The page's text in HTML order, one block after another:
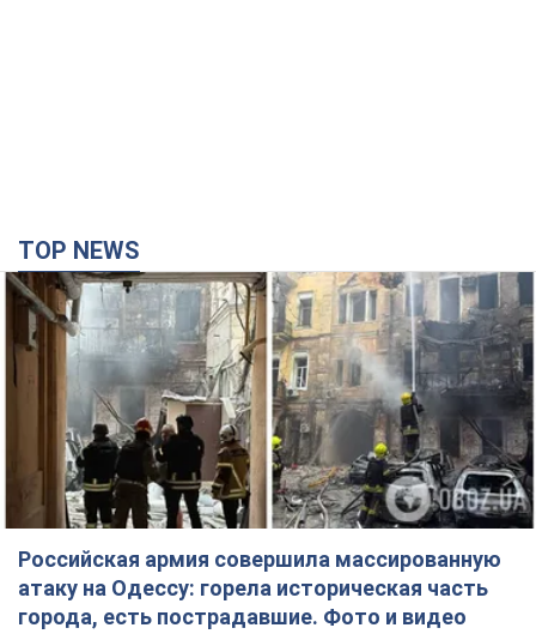
Российская армия совершила массированную
атаку на Одессу: горела историческая часть
города, есть пострадавшие. Фото и видео
Для террора враг применил ракеты и дроны
годину тому 25,9 т.
Депутаты взяли деньги из бюджета на аренду
элитных квартир в Киеве: кто из
парламентариев просил средства и где
Как работает особая социальная гарантия и кто ею
пользуется
3 години тому 48,7 т.